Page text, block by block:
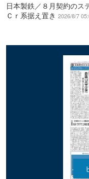
日本製鉄／８月契約のス
Ｃｒ系据え置き 2026/8/7